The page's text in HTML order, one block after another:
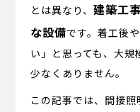
とは異なり、 建築工
な設備です。着工後
い」と思っても、大規
少なくありません。
この記事では、間接